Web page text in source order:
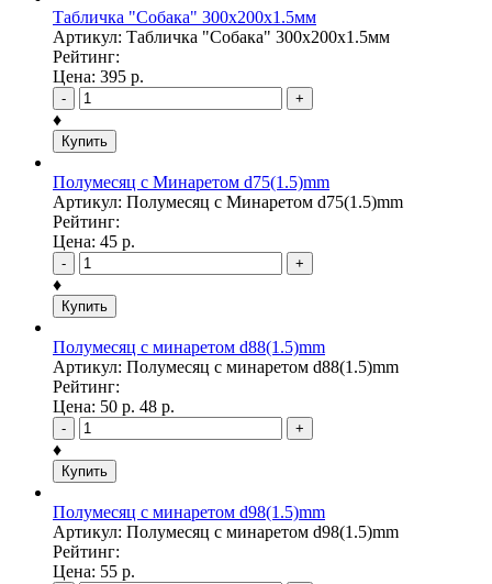
Табличка "Собака" 300х200х1.5мм
Артикул: Табличка "Собака" 300х200х1.5мм
Рейтинг:
Цена: 395 р.
- +
♦
Купить
Полумесяц с Минаретом d75(1.5)mm
Артикул: Полумесяц с Минаретом d75(1.5)mm
Рейтинг:
Цена: 45 р.
- +
♦
Купить
Полумесяц с минаретом d88(1.5)mm
Артикул: Полумесяц с минаретом d88(1.5)mm
Рейтинг:
Цена: 50 р. 48 р.
- +
♦
Купить
Полумесяц с минаретом d98(1.5)mm
Артикул: Полумесяц с минаретом d98(1.5)mm
Рейтинг:
Цена: 55 р.